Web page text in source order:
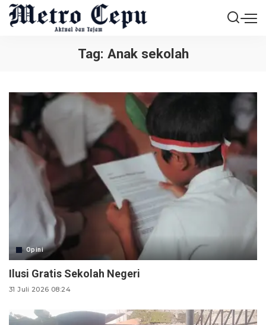
Tag: Anak sekolah
Opini
Ilusi Gratis Sekolah Negeri
31 Juli 2026 08:24